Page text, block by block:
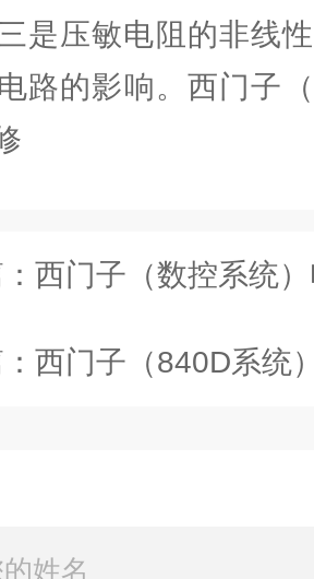
是压敏电阻的非线
路的影响。西门子
西门子（数控系统
西门子（840D系统